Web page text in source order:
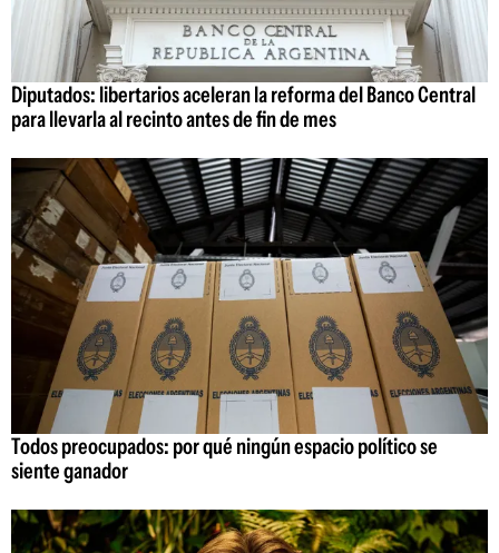
Diputados: libertarios aceleran la reforma del Banco Central
para llevarla al recinto antes de fin de mes
Todos preocupados: por qué ningún espacio político se
siente ganador